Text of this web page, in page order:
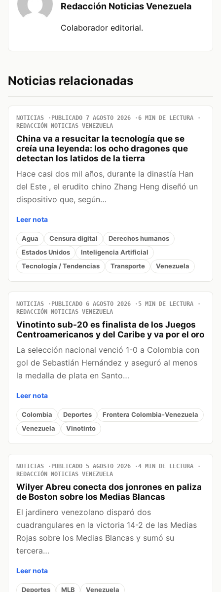
Redacción Noticias Venezuela
Colaborador editorial.
Noticias relacionadas
NOTICIAS PUBLICADO 7 AGOSTO 2026
6 MIN DE LECTURA
REDACCIÓN NOTICIAS VENEZUELA
China va a resucitar la tecnología que se
creía una leyenda: los ocho dragones que
detectan los latidos de la tierra
Hace casi dos mil años, durante la dinastía Han
del Este , el erudito chino Zhang Heng diseñó un
dispositivo que, según…
Leer nota
Agua Censura digital
Derechos humanos
Estados Unidos
Inteligencia Artificial
Tecnología / Tendencias
Transporte Venezuela
NOTICIAS PUBLICADO 6 AGOSTO 2026
5 MIN DE LECTURA
REDACCIÓN NOTICIAS VENEZUELA
Vinotinto sub-20 es finalista de los Juegos
Centroamericanos y del Caribe y va por el oro
La selección nacional venció 1-0 a Colombia con
gol de Sebastián Hernández y aseguró al menos
la medalla de plata en Santo…
Leer nota
Colombia Deportes
Frontera Colombia-Venezuela
Venezuela
Vinotinto
NOTICIAS PUBLICADO 5 AGOSTO 2026
4 MIN DE LECTURA
REDACCIÓN NOTICIAS VENEZUELA
Wilyer Abreu conecta dos jonrones en paliza
de Boston sobre los Medias Blancas
El jardinero venezolano disparó dos
cuadrangulares en la victoria 14-2 de las Medias
Rojas sobre los Medias Blancas y sumó su
tercera…
Leer nota
Deportes MLB Venezuela